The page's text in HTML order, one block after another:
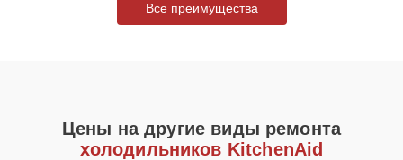
Все преимущества
Цены на другие виды ремонта
холодильников KitchenAid